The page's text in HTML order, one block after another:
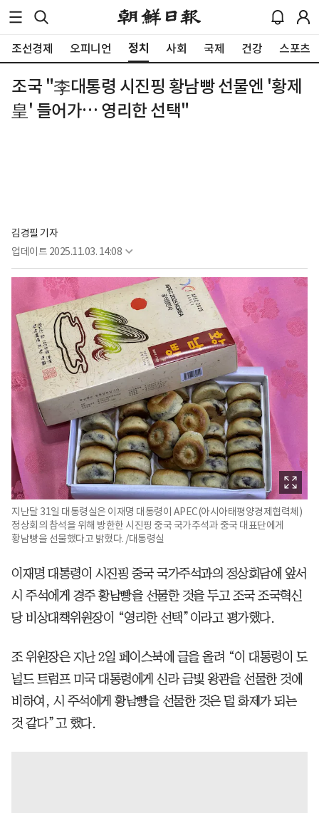
조선경제 오피니언 정치 사회 국제 건강 스포츠
조국 "李대통령 시진핑 황남빵 선물엔 '황제
皇' 들어가… 영리한 선택"
김경필 기자
업데이트 2025.11.03. 14:08
지난달 31일 대통령실은 이재명 대통령이 APEC(아시아태평양경제협력체)
정상회의 참석을 위해 방한한 시진핑 중국 국가주석과 중국 대표단에게
황남빵을 선물했다고 밝혔다. /대통령실
이재명 대통령이 시진핑 중국 국가주석과의 정상회담에 앞서
시 주석에게 경주 황남빵을 선물한 것을 두고 조국 조국혁신
당 비상대책위원장이 “영리한 선택”이라고 평가했다.
조 위원장은 지난 2일 페이스북에 글을 올려 “이 대통령이 도
널드 트럼프 미국 대통령에게 신라 금빛 왕관을 선물한 것에
비하여, 시 주석에게 황남빵을 선물한 것은 덜 화제가 되는
것 같다”고 했다.